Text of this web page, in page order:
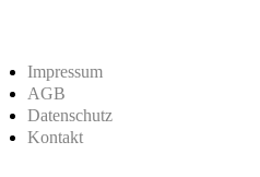
Impressum
AGB
Datenschutz
Kontakt